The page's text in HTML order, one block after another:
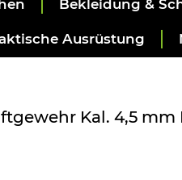
Bekleidung &
Ausrüstung
Kal. 4,5 mm